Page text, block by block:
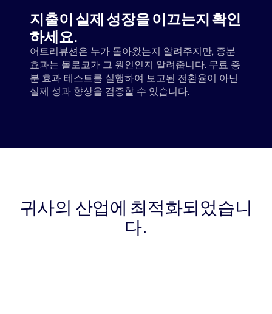
지출이 실제 성장을 이끄는지 확인
하세요.
어트리뷰션은 누가 돌아왔는지 알려주지만, 증분
효과는 몰로코가 그 원인인지 알려줍니다. 무료 증
분 효과 테스트를 실행하여 보고된 전환율이 아닌
실제 성과 향상을 검증할 수 있습니다.
귀사의 산업에 최적화되었습니
다.